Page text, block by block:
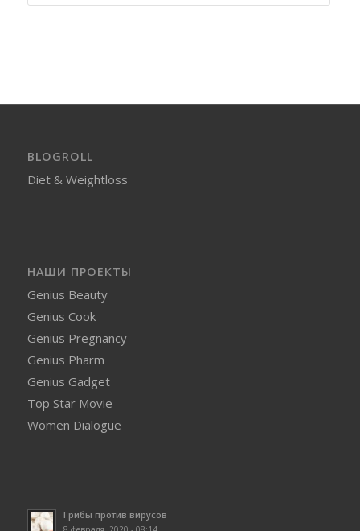
BLOGROLL
Diet & Weightloss
НАШИ ПРОЕКТЫ
Genius Beauty
Genius Cook
Genius Pregnancy
Genius Pharm
Genius Gadget
Top Star Movie
Women Dialogue
Грибы против вирусов